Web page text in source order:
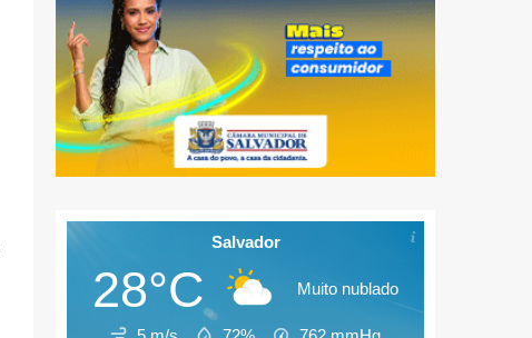
Salvador
28°C Muito nublado